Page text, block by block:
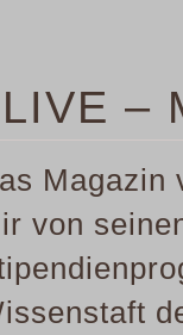
–
Magazin
von